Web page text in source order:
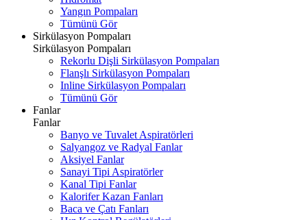
Yangın Pompaları
Tümünü Gör
Sirkülasyon Pompaları
Sirkülasyon Pompaları
Rekorlu Dişli Sirkülasyon Pompaları
Flanşlı Sirkülasyon Pompaları
Inline Sirkülasyon Pompaları
Tümünü Gör
Fanlar
Fanlar
Banyo ve Tuvalet Aspiratörleri
Salyangoz ve Radyal Fanlar
Aksiyel Fanlar
Sanayi Tipi Aspiratörler
Kanal Tipi Fanlar
Kalorifer Kazan Fanları
Baca ve Çatı Fanları